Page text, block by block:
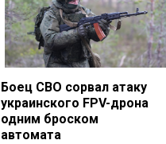
Боец СВО сорвал атаку
украинского FPV-дрона
одним броском
автомата